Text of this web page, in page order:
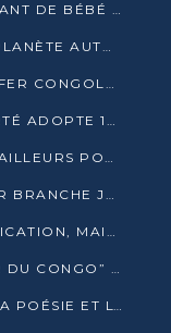
MADINGOU : UN PRÉSUMÉ TRAFIQUANT DE BÉBÉ CHIMPANZÉ FIXÉ SUR SON SORT LE 20 NOVEMBRE
À BELÉM, LE CONGO MOBILISE LA PLANÈTE AUTOUR DU FONDS BLEU POUR LE BASSIN DU CONGO
ULSAN HOLDING INVESTIT DANS LE FER CONGOLAIS
LE CONGRÈS MONDIAL DE LA LIBERTÉ ADOPTE 14 RÉSOLUTIONS HISTORIQUES
COP30 : LA BDEAC MOBILISE LES BAILLEURS POUR LE FONDS BLEU DU BASSIN DU CONGO
LES SOUVERAINISTES LANCENT LEUR BRANCHE JEUNE À BRAZZAVILLE
L’AS OTOHO, UN CLUB, UNE QUALIFICATION, MAIS ENCORE DES DOUTES
L’ONG BUTTERFLY SACRÉE “LEADER DU CONGO” AU PRIX D’EXCELLENCE 2025
STIVEN MAGE MAKANGA CÉLÈBRE LA POÉSIE ET L’HUMAIN AVEC SON RECUEIL “HECTARE”